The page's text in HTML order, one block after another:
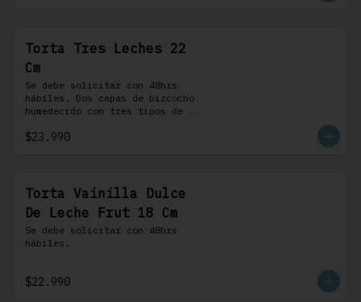
Torta Tres Leches 22
Cm
Se debe solicitar con 48hrs
hábiles. Dos capas de bizcocho
humedecido con tres tipos de
pastelera, cubierta con
$23.990
Torta Vainilla Dulce
De Leche Frut 18 Cm
Se debe solicitar con 48hrs
hábiles.
$22.990